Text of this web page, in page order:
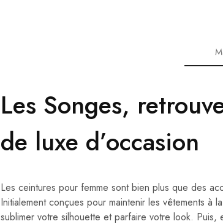
Les Songes,
de luxe d’occasion
Les ceintures pour femme sont bien plus que des
Initialement conçues pour maintenir les vêtements à
sublimer votre silhouette et parfaire votre look.